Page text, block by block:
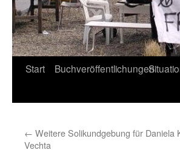
Start Buchveröffentlichungen
← Weitere Solikundgebung für Daniela
Vechta